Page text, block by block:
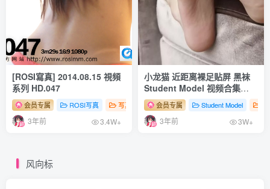
[ROSI写真]口罩系列 2025.11.15 NO.3443 [129P305MB]
[ROSI写真]口罩系列 2025.11.14 NO.3442 [82P206MB]
[ROSI写真]口罩系列 2025.11.13 NO.3441 [52P153MB]
[ROSI写真]口罩系列 2025.11.12 NO.3440 [98P245MB]
[ROSI写真]口罩系列 2025.11.11 NO.3439 [90P244MB]
[ROSI写真]口罩系列 2025.11.10 NO.3438 [113P260MB]
[ROSI写真]口罩系列 2025.11.09 NO.3437 [73P200MB]
[ROSI写真]口罩系列 2025.11.07 NO.3435 [110P252MB]
[ROSI寫真] 2014.08.15 視頻
系列 HD.047
会员专属 ROSI写真 写真系列（视频） # 性感 # 足控 # 丝袜
3年前 3.4W+
小龙猫 近距离裸足贴屏 黑袜
Student Model 视频合集
NO.12会员专属 Student Model
3年前 3W+
风向标